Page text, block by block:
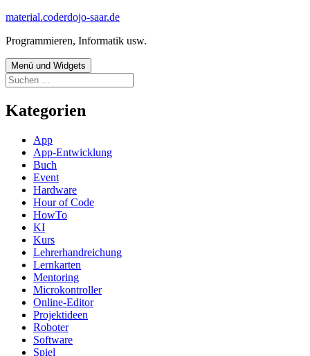
Zum
springen
material.coderdojo-saar.de
Programmieren, Informatik usw.
Menü und Widgets
Suchen
nach:
Kategorien
App
App-Entwicklung
Buch
Event
Hardware
Hour of Code
HowTo
KI
Kurs
Lehrerhandreichung
Lernkarten
Mentoring
Microkontroller
Online-Editor
Projektideen
Roboter
Software
Spiel